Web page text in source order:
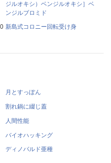
ジルオキシ）ベンジルオキシ］ベ
ンジルブロミド
新島式コロニー回転受け身
月とすっぽん
割れ鍋に綴じ蓋
人間性能
バイオハッキング
ディノバルド亜種